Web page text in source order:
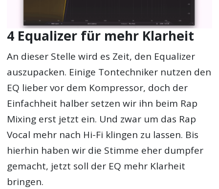
4 Equalizer für mehr Klarheit
An dieser Stelle wird es Zeit, den Equalizer
auszupacken. Einige Tontechniker nutzen den
EQ lieber vor dem Kompressor, doch der
Einfachheit halber setzen wir ihn beim Rap
Mixing erst jetzt ein. Und zwar um das Rap
Vocal mehr nach Hi-Fi klingen zu lassen. Bis
hierhin haben wir die Stimme eher dumpfer
gemacht, jetzt soll der EQ mehr Klarheit
bringen.